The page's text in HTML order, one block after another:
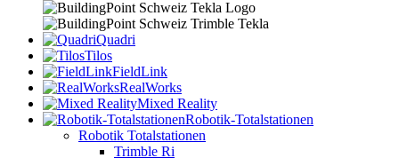
Quadri
Tilos
FieldLink
RealWorks
Mixed Reality
Robotik-Totalstationen
Robotik Totalstationen
Trimble Ri